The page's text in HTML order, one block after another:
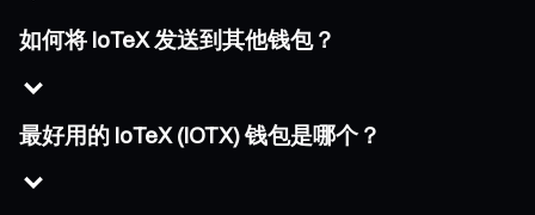
如何将 IoTeX 发送到其他钱包？
最好用的 IoTeX (IOTX) 钱包是哪个？